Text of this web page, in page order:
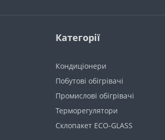
Категорії
Кондиціонери
Побутові обігрівачі
Промислові обігрівачі
Терморегулятори
Склопакет ECO-GLASS